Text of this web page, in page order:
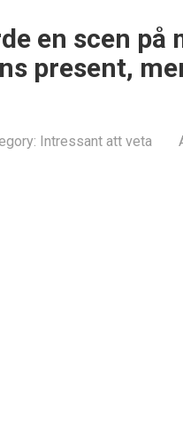
en scen på
present,
Intressant att veta